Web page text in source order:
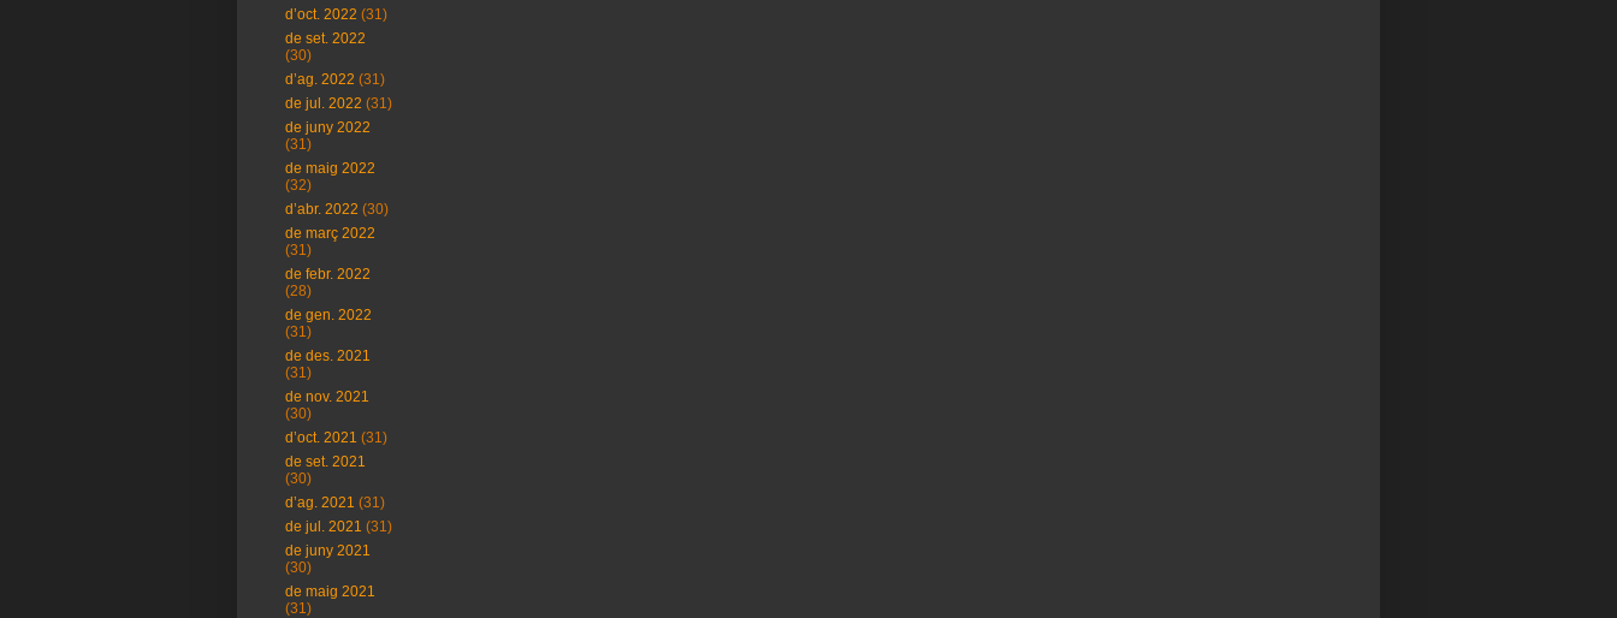
d’oct. 2022 (31)
de set. 2022
(30)
d’ag. 2022 (31)
de jul. 2022 (31)
de juny 2022
(31)
de maig 2022
(32)
d’abr. 2022 (30)
de març 2022
(31)
de febr. 2022
(28)
de gen. 2022
(31)
de des. 2021
(31)
de nov. 2021
(30)
d’oct. 2021 (31)
de set. 2021
(30)
d’ag. 2021 (31)
de jul. 2021 (31)
de juny 2021
(30)
de maig 2021
(31)